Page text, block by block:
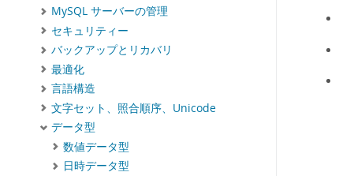
MySQL サーバーの管理
セキュリティー
バックアップとリカバリ
最適化
言語構造
文字セット、照合順序、Unicode
データ型
数値データ型
日時データ型